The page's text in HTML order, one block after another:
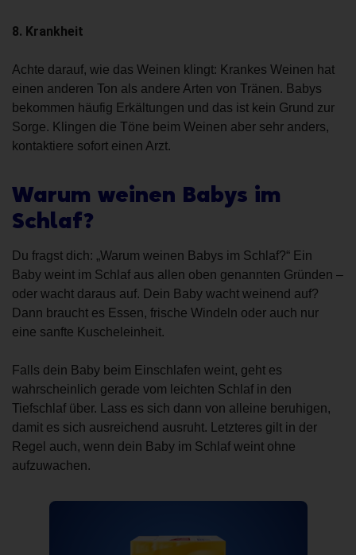
8. Krankheit
Achte darauf, wie das Weinen klingt: Krankes Weinen hat
einen anderen Ton als andere Arten von Tränen. Babys
bekommen häufig Erkältungen und das ist kein Grund zur
Sorge. Klingen die Töne beim Weinen aber sehr anders,
kontaktiere sofort einen Arzt.
Warum weinen Babys im
Schlaf?
Du fragst dich: „Warum weinen Babys im Schlaf?“ Ein
Baby weint im Schlaf aus allen oben genannten Gründen –
oder wacht daraus auf. Dein Baby wacht weinend auf?
Dann braucht es Essen, frische Windeln oder auch nur
eine sanfte Kuscheleinheit.
Falls dein Baby beim Einschlafen weint, geht es
wahrscheinlich gerade vom leichten Schlaf in den
Tiefschlaf über. Lass es sich dann von alleine beruhigen,
damit es sich ausreichend ausruht. Letzteres gilt in der
Regel auch, wenn dein Baby im Schlaf weint ohne
aufzuwachen.